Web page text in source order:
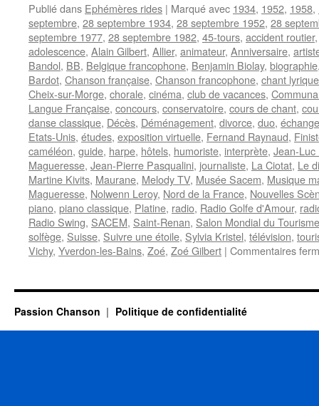
Publié dans Ephémères rides | Marqué avec 1934, 1952, 1958,
septembre, 28 septembre 1934, 28 septembre 1952, 28
septembre 1977, 28 septembre 1982, 45-tours, accident routier
adolescence, Alain Gilbert, Allier, animateur, Anniversaire,
Bandol, BB, Belgique francophone, Benjamin Biolay, biographie
Bardot, Chanson française, Chanson francophone, chant lyrique
Cheix-sur-Morge, chorale, cinéma, club de vacances,
Langue Française, concours, conservatoire, cours de chant,
danse classique, Décès, Déménagement, divorce, duo,
Etats-Unis, études, exposition virtuelle, Fernand Raynaud,
caméléon, guide, harpe, hôtels, humoriste, interprète, Jean-Luc
Magueresse, Jean-Pierre Pasqualini, journaliste, La Ciotat, Le
Martine Kivits, Maurane, Melody TV, Musée Sacem, Musique
Magueresse, Nolwenn Leroy, Nord de la France, Nouvelles
piano, piano classique, Platine, radio, Radio Golfe d'Amour,
Radio Swing, SACEM, Saint-Renan, Salon Mondial du
solfège, Suisse, Suivre une étoile, Sylvia Kristel, télévision,
Vichy, Yverdon-les-Bains, Zoé, Zoé Gilbert | Commentaires
Passion Chanson Politique de confidentialité